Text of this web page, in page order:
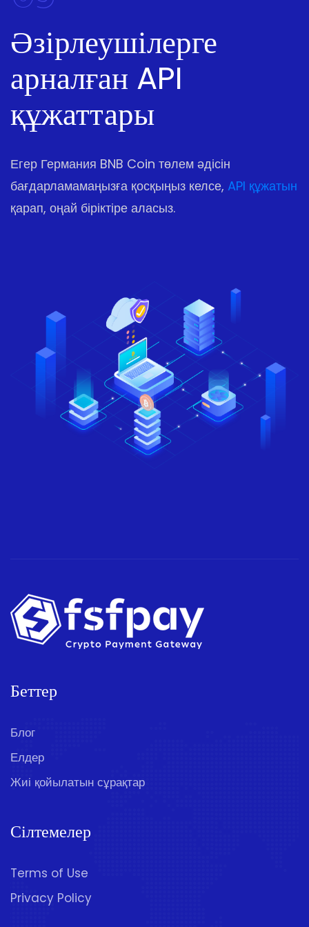
Әзірлеушілерге
арналған API
құжаттары
Егер Германия BNB Coin төлем әдісін
бағдарламамаңызға қосқыңыз келсе, API құжатын
қарап, оңай біріктіре аласыз.
Беттер
Блог
Елдер
Жиі қойылатын сұрақтар
Сілтемелер
Terms of Use
Privacy Policy